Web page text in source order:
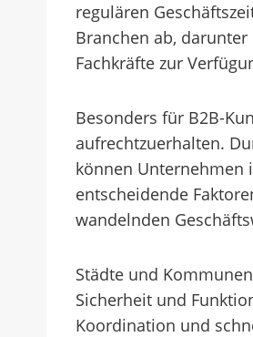
regulären
Branchen ab,
Fachkräfte zur
Besonders für B2B-
aufrechtzuerhalten.
können Unternehmen
entscheidende
wandelnden
Städte und
Sicherheit und
Koordination und